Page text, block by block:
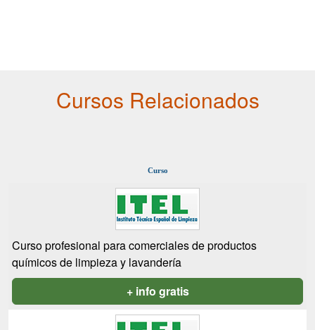
Cursos Relacionados
Curso
Curso profesional para comerciales de productos
químicos de limpieza y lavandería
+ info gratis